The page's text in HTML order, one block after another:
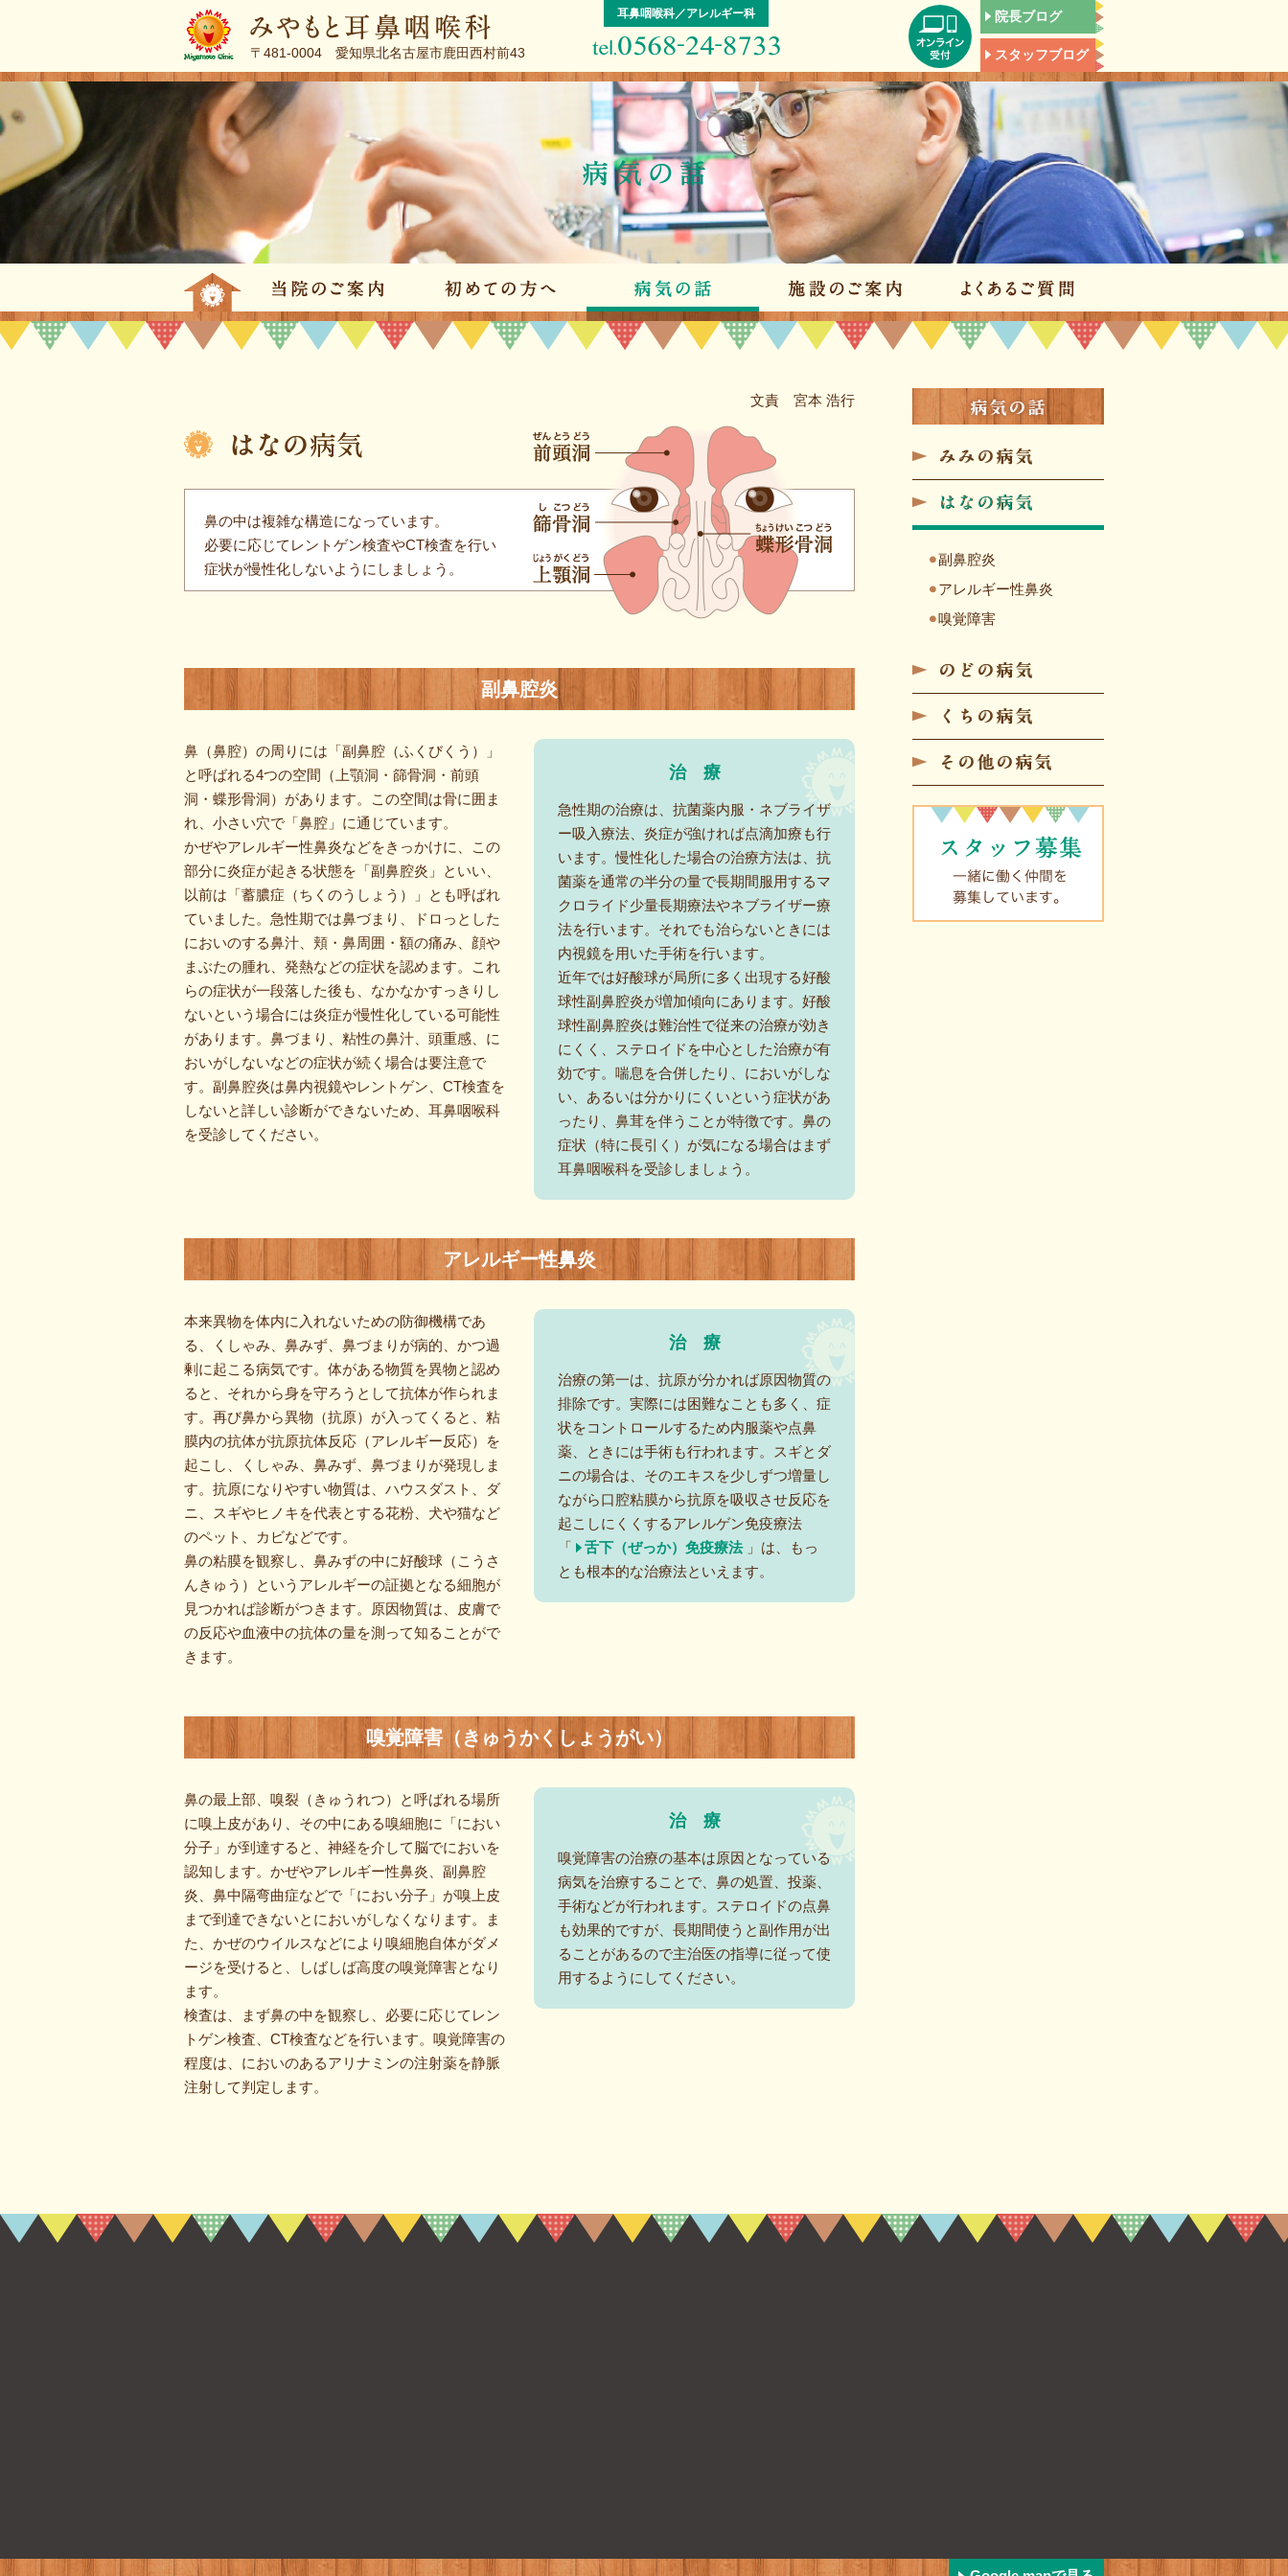
院長ブログ
スタッフブログ
〒481-0004 愛知県北名古屋市鹿田西村前43
耳鼻咽喉科／アレルギー科
トップページ 当院のご案内 初めての方へ 病気の話 施設のご案内 よくあるご質問
文責 宮本 浩行
はなの病気
鼻の中は複雑な構造になっています。
必要に応じてレントゲン検査やCT検査を行い
症状が慢性化しないようにしましょう。
副鼻腔炎
鼻（鼻腔）の周りには「副鼻腔（ふくびくう）」
と呼ばれる4つの空間（上顎洞・篩骨洞・前頭
洞・蝶形骨洞）があります。この空間は骨に囲ま
れ、小さい穴で「鼻腔」に通じています。
かぜやアレルギー性鼻炎などをきっかけに、この
部分に炎症が起きる状態を「副鼻腔炎」といい、
以前は「蓄膿症（ちくのうしょう）」とも呼ばれ
ていました。急性期では鼻づまり、ドロっとした
においのする鼻汁、頬・鼻周囲・額の痛み、顔や
まぶたの腫れ、発熱などの症状を認めます。これ
らの症状が一段落した後も、なかなかすっきりし
ないという場合には炎症が慢性化している可能性
があります。鼻づまり、粘性の鼻汁、頭重感、に
おいがしないなどの症状が続く場合は要注意で
す。副鼻腔炎は鼻内視鏡やレントゲン、CT検査を
しないと詳しい診断ができないため、耳鼻咽喉科
を受診してください。
治 療
急性期の治療は、抗菌薬内服・ネブライザ
ー吸入療法、炎症が強ければ点滴加療も行
います。慢性化した場合の治療方法は、抗
菌薬を通常の半分の量で長期間服用するマ
クロライド少量長期療法やネブライザー療
法を行います。それでも治らないときには
内視鏡を用いた手術を行います。
近年では好酸球が局所に多く出現する好酸
球性副鼻腔炎が増加傾向にあります。好酸
球性副鼻腔炎は難治性で従来の治療が効き
にくく、ステロイドを中心とした治療が有
効です。喘息を合併したり、においがしな
い、あるいは分かりにくいという症状があ
ったり、鼻茸を伴うことが特徴です。鼻の
症状（特に長引く）が気になる場合はまず
耳鼻咽喉科を受診しましょう。
アレルギー性鼻炎
本来異物を体内に入れないための防御機構であ
る、くしゃみ、鼻みず、鼻づまりが病的、かつ過
剰に起こる病気です。体がある物質を異物と認め
ると、それから身を守ろうとして抗体が作られま
す。再び鼻から異物（抗原）が入ってくると、粘
膜内の抗体が抗原抗体反応（アレルギー反応）を
起こし、くしゃみ、鼻みず、鼻づまりが発現しま
す。抗原になりやすい物質は、ハウスダスト、ダ
ニ、スギやヒノキを代表とする花粉、犬や猫など
のペット、カビなどです。
鼻の粘膜を観察し、鼻みずの中に好酸球（こうさ
んきゅう）というアレルギーの証拠となる細胞が
見つかれば診断がつきます。原因物質は、皮膚で
の反応や血液中の抗体の量を測って知ることがで
きます。
治 療
治療の第一は、抗原が分かれば原因物質の
排除です。実際には困難なことも多く、症
状をコントロールするため内服薬や点鼻
薬、ときには手術も行われます。スギとダ
ニの場合は、そのエキスを少しずつ増量し
ながら口腔粘膜から抗原を吸収させ反応を
起こしにくくするアレルゲン免疫療法
「
舌下（ぜっか）免疫療法」は、もっ
とも根本的な治療法といえます。
嗅覚障害（きゅうかくしょうがい）
鼻の最上部、嗅裂（きゅうれつ）と呼ばれる場所
に嗅上皮があり、その中にある嗅細胞に「におい
分子」が到達すると、神経を介して脳でにおいを
認知します。かぜやアレルギー性鼻炎、副鼻腔
炎、鼻中隔弯曲症などで「におい分子」が嗅上皮
まで到達できないとにおいがしなくなります。ま
た、かぜのウイルスなどにより嗅細胞自体がダメ
ージを受けると、しばしば高度の嗅覚障害となり
ます。
検査は、まず鼻の中を観察し、必要に応じてレン
トゲン検査、CT検査などを行います。嗅覚障害の
程度は、においのあるアリナミンの注射薬を静脈
注射して判定します。
治 療
嗅覚障害の治療の基本は原因となっている
病気を治療することで、鼻の処置、投薬、
手術などが行われます。ステロイドの点鼻
も効果的ですが、長期間使うと副作用が出
ることがあるので主治医の指導に従って使
用するようにしてください。
病気の話
みみの病気
はなの病気
副鼻腔炎
アレルギー性鼻炎
嗅覚障害
のどの病気
くちの病気
その他の病気